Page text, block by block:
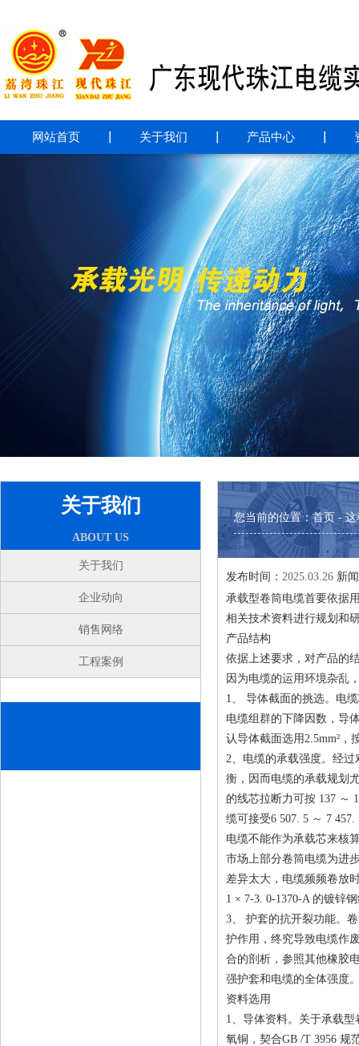
网站首页 关于我们 产品中心
关于我们
ABOUT US
关于我们
企业动向
销售网络
工程案例
您当前的位置：首页 - 这
发布时间： 2025.03.26 新
承载型卷筒电缆首要依据
相关技术资料进行规划和
产品结构
依据上述要求，对产品的
因为电缆的运用环境杂乱
1、 导体截面的挑选。电
电缆组群的下降因数，导
认导体截面选用2.5mm²，
2、电缆的承载强度。经
衡，因而电缆的承载规划
的线芯拉断力可按 137 ～
缆可接受6 507. 5 ～ 7
电缆不能作为承载芯来核
市场上部分卷筒电缆为进
差异太大，电缆频频卷放
1 × 7-3. 0-1370-A 的镀锌
3、 护套的抗开裂功能。
护作用，终究导致电缆作
合的剖析，参照其他橡胶
强护套和电缆的全体强度
资料选用
1、导体资料。关于承载
氧铜，契合GB /T 3956 规